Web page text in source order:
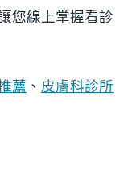
您線上掌握看診
薦 、 皮膚科診所